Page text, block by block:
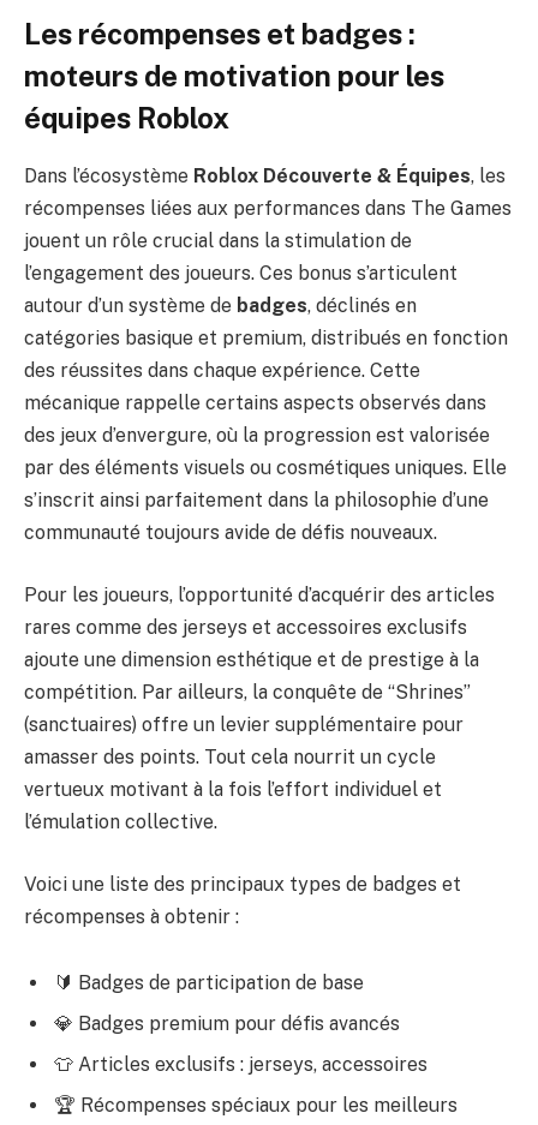
Les récompenses et badges :
moteurs de motivation pour les
équipes Roblox
Dans l’écosystème Roblox Découverte & Équipes, les
récompenses liées aux performances dans The Games
jouent un rôle crucial dans la stimulation de
l’engagement des joueurs. Ces bonus s’articulent
autour d’un système de badges, déclinés en
catégories basique et premium, distribués en fonction
des réussites dans chaque expérience. Cette
mécanique rappelle certains aspects observés dans
des jeux d’envergure, où la progression est valorisée
par des éléments visuels ou cosmétiques uniques. Elle
s’inscrit ainsi parfaitement dans la philosophie d’une
communauté toujours avide de défis nouveaux.
Pour les joueurs, l’opportunité d’acquérir des articles
rares comme des jerseys et accessoires exclusifs
ajoute une dimension esthétique et de prestige à la
compétition. Par ailleurs, la conquête de “Shrines”
(sanctuaires) offre un levier supplémentaire pour
amasser des points. Tout cela nourrit un cycle
vertueux motivant à la fois l’effort individuel et
l’émulation collective.
Voici une liste des principaux types de badges et
récompenses à obtenir :
🔰 Badges de participation de base
💎 Badges premium pour défis avancés
👕 Articles exclusifs : jerseys, accessoires
🏆 Récompenses spéciaux pour les meilleurs